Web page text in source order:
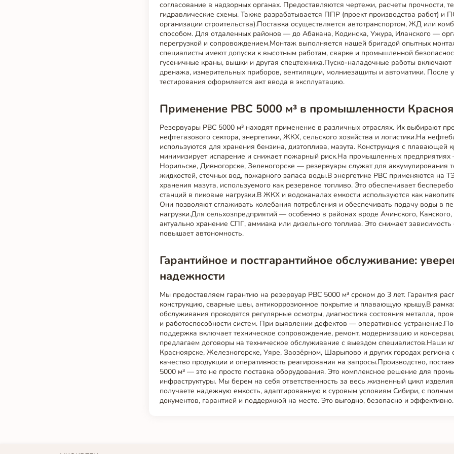
согласование в надзорных органах. Предоставляются чертежи, расчеты прочности,
гидравлические схемы. Также разрабатывается ППР (проект производства работ) и
организации строительства).Поставка осуществляется автотранспортом, ЖД или
способом. Для отдаленных районов — до Абакана, Кодинска, Ужурa, Иланского —
перегрузкой и сопровождением.Монтаж выполняется нашей бригадой опытных
специалисты имеют допуски к высотным работам, сварке и промышленной
гусеничные краны, вышки и другая спецтехника.Пуско-наладочные работы включают
дренажа, измерительных приборов, вентиляции, молниезащиты и автоматики. После
тестирования оформляется акт ввода в эксплуатацию.
Применение РВС 5000 м³ в промышленности
Резервуары РВС 5000 м³ находят применение в различных отраслях. Их выбирают
нефтегазового сектора, энергетики, ЖКХ, сельского хозяйства и логистики.На
используются для хранения бензина, дизтоплива, мазута. Конструкция с плавающей
минимизирует испарение и снижает пожарный риск.На промышленных
Норильске, Дивногорске, Зеленогорске — резервуары служат для аккумулирования
жидкостей, сточных вод, пожарного запаса воды.В энергетике РВС применяются на
хранения мазута, используемого как резервное топливо. Это обеспечивает
станций в пиковые нагрузки.В ЖКХ и водоканалах емкости используются как
Они позволяют сглаживать колебания потребления и обеспечивать подачу воды в
нагрузки.Для сельхозпредприятий — особенно в районах вроде Ачинского,
актуально хранение СПГ, аммиака или дизельного топлива. Это снижает зависимость
повышает автономность.
Гарантийное и постгарантийное обслуживание:
надежности
Мы предоставляем гарантию на резервуар РВС 5000 м³ сроком до 3 лет. Гарантия
конструкцию, сварные швы, антикоррозионное покрытие и плавающую крышу.В
обслуживания проводятся регулярные осмотры, диагностика состояния металла,
и работоспособности систем. При выявлении дефектов — оперативное
поддержка включает техническое сопровождение, ремонт, модернизацию и
предлагаем договоры на техническое обслуживание с выездом специалистов.Наши
Красноярске, Железногорске, Уяре, Заозёрном, Шарыпово и других городах региона
качество продукции и оперативность реагирования на запросы.Производство,
5000 м³ — это не просто поставка оборудования. Это комплексное решение для
инфраструктуры. Мы берем на себя ответственность за весь жизненный цикл
получаете надежную емкость, адаптированную к суровым условиям Сибири, с
документов, гарантией и поддержкой на месте. Это выгодно, безопасно и эффективно.